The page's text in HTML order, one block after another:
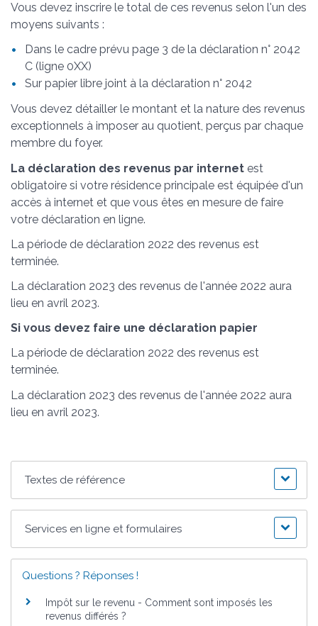
Vous devez inscrire le total de ces revenus selon l'un des
moyens suivants :
Dans le cadre prévu page 3 de la déclaration n° 2042
C (ligne 0XX)
Sur papier libre joint à la déclaration n° 2042
Vous devez détailler le montant et la nature des revenus
exceptionnels à imposer au quotient, perçus par chaque
membre du foyer.
La déclaration des revenus par internet est
obligatoire si votre résidence principale est équipée d'un
accès à internet et que vous êtes en mesure de faire
votre déclaration en ligne.
La période de déclaration 2022 des revenus est
terminée.
La déclaration 2023 des revenus de l'année 2022 aura
lieu en avril 2023.
Si vous devez faire une déclaration papier
La période de déclaration 2022 des revenus est
terminée.
La déclaration 2023 des revenus de l'année 2022 aura
lieu en avril 2023.
Textes de référence
Services en ligne et formulaires
Questions ? Réponses !
Impôt sur le revenu - Comment sont imposés les
revenus différés ?